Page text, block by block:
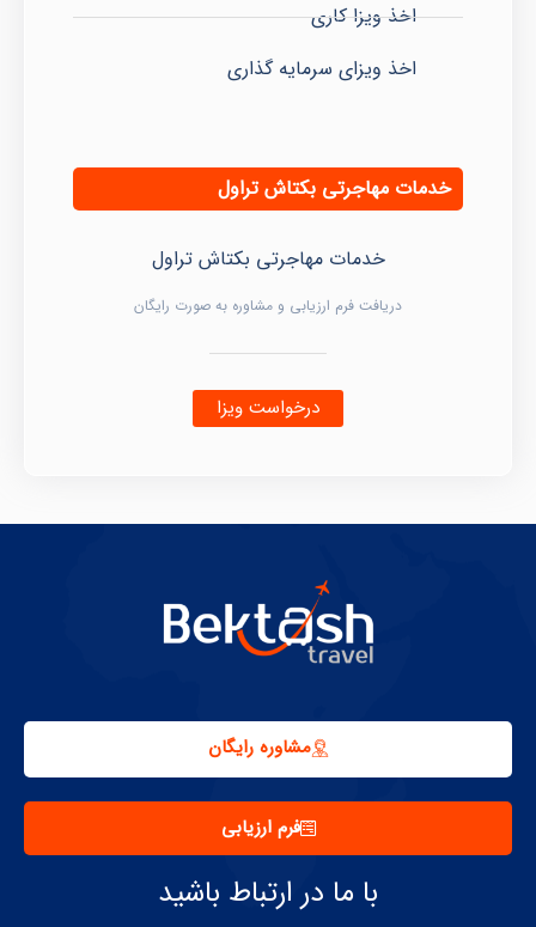
اخذ ویزا کاری
اخذ ویزای سرمایه گذاری
خدمات مهاجرتی بکتاش تراول
خدمات مهاجرتی بکتاش تراول
دریافت فرم ارزیابی و مشاوره به صورت رایگان
درخواست ویزا
مشاوره رایگان
فرم ارزیابی
با ما در ارتباط باشید